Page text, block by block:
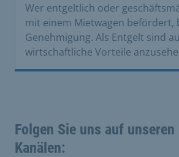
Wer entgeltlich oder
mit einem Mietwagen befördert,
Genehmigung. Als Entgelt sind
wirtschaftliche Vorteile
Folgen Sie uns auf
Kanälen: